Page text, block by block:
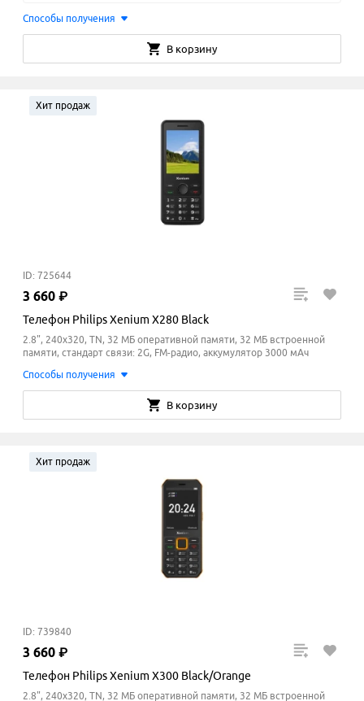
Способы получения
В корзину
Хит продаж
ID: 725644
3 660 ₽
Телефон Philips Xenium X280 Black
2.8", 240x320, TN, 32 МБ оперативной памяти, 32 МБ встроенной
памяти, стандарт связи: 2G, FM-радио, аккумулятор 3000 мАч
Способы получения
В корзину
Хит продаж
ID: 739840
3 660 ₽
Телефон Philips Xenium X300 Black/Orange
2.8", 240x320, TN, 32 МБ оперативной памяти, 32 МБ встроенной